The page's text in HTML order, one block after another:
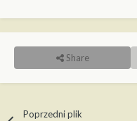
Share
Poprzedni plik